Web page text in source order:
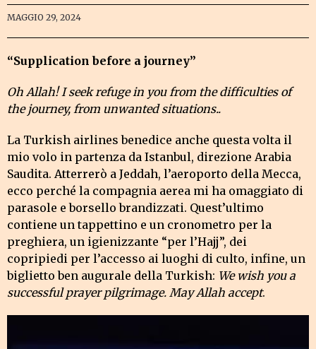
MAGGIO 29, 2024
“Supplication before a journey”
Oh Allah! I seek refuge in you from the difficulties of
the journey, from unwanted situations..
La Turkish airlines benedice anche questa volta il
mio volo in partenza da Istanbul, direzione Arabia
Saudita. Atterrerò a Jeddah, l’aeroporto della Mecca,
ecco perché la compagnia aerea mi ha omaggiato di
parasole e borsello brandizzati. Quest’ultimo
contiene un tappettino e un cronometro per la
preghiera, un igienizzante “per l’Hajj”, dei
copripiedi per l’accesso ai luoghi di culto, infine, un
biglietto ben augurale della Turkish: We wish you a
successful prayer pilgrimage. May Allah accept.